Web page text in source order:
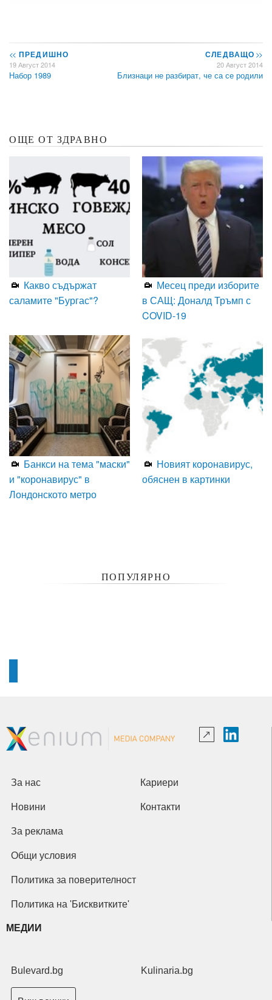
<< ПРЕДИШНО
19 Август 2014
Набор 1989
СЛЕДВАЩО>>
20 Август 2014
Близнаци не разбират, че са се родили
ОЩЕ ОТ ЗДРАВНО
Какво съдържат
саламите "Бургас"?
Месец преди изборите
в САЩ: Доналд Тръмп с
COVID-19
Банкси на тема "маски"
и "коронавирус" в
Лондонското метро
Новият коронавирус,
обяснен в картинки
ПОПУЛЯРНО
За нас Кариери
Новини Контакти
За реклама
Общи условия
Политика за поверителност
Политика на 'Бисквитките'
МЕДИИ
Bulevard.bg Kulinaria.bg